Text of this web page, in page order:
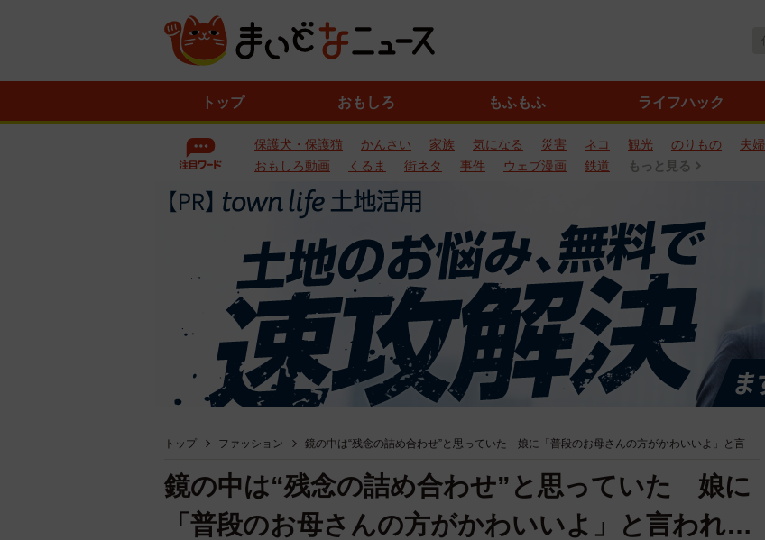
トップ おもしろ もふもふ ライフハック
保護犬・保護猫 かんさい 家族 気になる 災害 ネコ 観光 のりもの 夫婦
おもしろ動画
くるま 街ネタ 事件 ウェブ漫画 鉄道 もっと見る
トップ ファッション 鏡の中は“残念の詰め合わせ”と思っていた 娘に「普段のお母さんの方がかわいいよ」と言
鏡の中は“残念の詰め合わせ”と思っていた 娘に
「普段のお母さんの方がかわいいよ」と言われ…